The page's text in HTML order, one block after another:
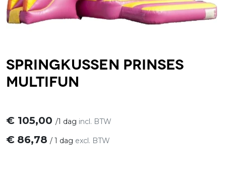
Springkussen Prinses
Multifun
€ 105,00 /1 dag incl. BTW
€ 86,78 / 1 dag excl. BTW